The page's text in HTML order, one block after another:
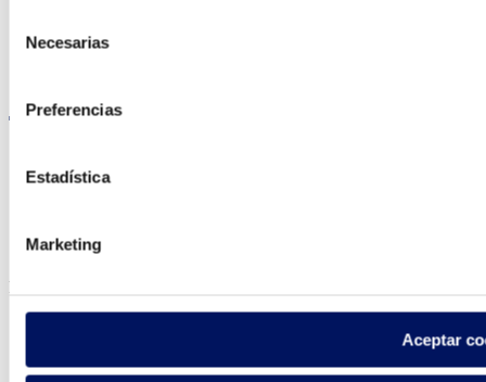
Necesarias
Preferencias
Estadística
Marketing
Aceptar
Política de cookies
Fluidra S.A. 2025